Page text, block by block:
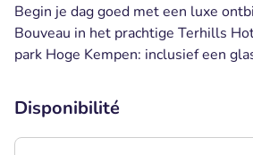
Begin je dag goed met een luxe
Bouveau in het prachtige Terhills
park Hoge Kempen: inclusief een
Disponibilité